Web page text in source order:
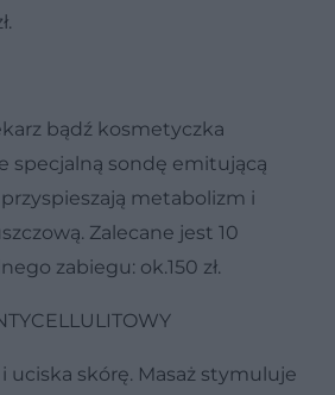
bądź kosmetyczka
specjalną sondę emitującą
metabolizm i
Zalecane jest 10
zabiegu: ok.150 zł.
uciska skórę. Masaż stymuluje